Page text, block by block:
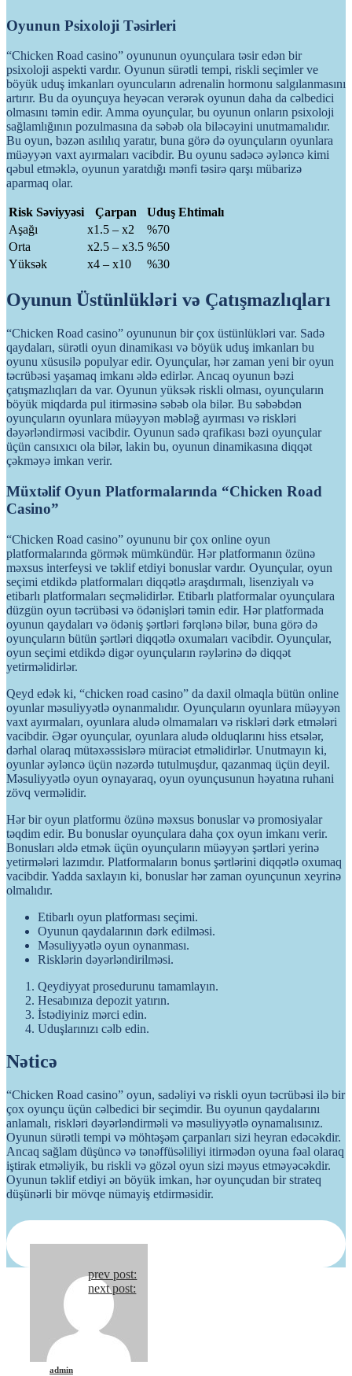
Oyunun Psixoloji Təsirleri
“Chicken Road casino” oyununun oyunçulara təsir edən bir
psixoloji aspekti vardır. Oyunun sürətli tempi, riskli seçimler ve
böyük uduş imkanları oyuncuların adrenalin hormonu salgılanmasını
artırır. Bu da oyunçuya heyəcan verərək oyunun daha da cəlbedici
olmasını təmin edir. Amma oyunçular, bu oyunun onların psixoloji
sağlamlığının pozulmasına da səbəb ola biləcəyini unutmamalıdır.
Bu oyun, bəzən asılılıq yaratır, buna görə də oyunçuların oyunlara
müəyyən vaxt ayırmaları vacibdir. Bu oyunu sadəcə əyləncə kimi
qəbul etməklə, oyunun yaratdığı mənfi təsirə qarşı mübarizə
aparmaq olar.
Risk Səviyyəsi Çarpan
Uduş Ehtimalı
Aşağı
x1.5 – x2
%70
Orta
x2.5 – x3.5 %50
Yüksək
x4 – x10 %30
Oyunun Üstünlükləri və Çatışmazlıqları
“Chicken Road casino” oyununun bir çox üstünlükləri var. Sadə
qaydaları, sürətli oyun dinamikası və böyük uduş imkanları bu
oyunu xüsusilə populyar edir. Oyunçular, hər zaman yeni bir oyun
təcrübəsi yaşamaq imkanı əldə edirlər. Ancaq oyunun bəzi
çatışmazlıqları da var. Oyunun yüksək riskli olması, oyunçuların
böyük miqdarda pul itirməsinə səbəb ola bilər. Bu səbəbdən
oyunçuların oyunlara müəyyən məbləğ ayırması və riskləri
dəyərləndirməsi vacibdir. Oyunun sadə qrafikası bəzi oyunçular
üçün cansıxıcı ola bilər, lakin bu, oyunun dinamikasına diqqət
çəkməyə imkan verir.
Müxtəlif Oyun Platformalarında “Chicken Road
Casino”
“Chicken Road casino” oyununu bir çox online oyun
platformalarında görmək mümkündür. Hər platformanın özünə
məxsus interfeysi ve təklif etdiyi bonuslar vardır. Oyunçular, oyun
seçimi etdikdə platformaları diqqətlə araşdırmalı, lisenziyalı və
etibarlı platformaları seçməlidirlər. Etibarlı platformalar oyunçulara
düzgün oyun təcrübəsi və ödənişləri təmin edir. Hər platformada
oyunun qaydaları və ödəniş şərtləri fərqlənə bilər, buna görə də
oyunçuların bütün şərtləri diqqətlə oxumaları vacibdir. Oyunçular,
oyun seçimi etdikdə digər oyunçuların rəylərinə də diqqət
yetirməlidirlər.
Qeyd edək ki, “chicken road casino” da daxil olmaqla bütün online
oyunlar məsuliyyətlə oynanmalıdır. Oyunçuların oyunlara müəyyən
vaxt ayırmaları, oyunlara aludə olmamaları və riskləri dərk etmələri
vacibdir. Əgər oyunçular, oyunlara aludə olduqlarını hiss etsələr,
dərhal olaraq mütəxəssislərə müraciət etməlidirlər. Unutmayın ki,
oyunlar əyləncə üçün nəzərdə tutulmuşdur, qazanmaq üçün deyil.
Məsuliyyətlə oyun oynayaraq, oyun oyunçusunun həyatına ruhani
zövq verməlidir.
Hər bir oyun platformu özünə məxsus bonuslar və promosiyalar
təqdim edir. Bu bonuslar oyunçulara daha çox oyun imkanı verir.
Bonusları əldə etmək üçün oyunçuların müəyyən şərtləri yerinə
yetirmələri lazımdır. Platformaların bonus şərtlərini diqqətlə oxumaq
vacibdir. Yadda saxlayın ki, bonuslar hər zaman oyunçunun xeyrinə
olmalıdır.
Etibarlı oyun platforması seçimi.
Oyunun qaydalarının dərk edilməsi.
Məsuliyyətlə oyun oynanması.
Risklərin dəyərləndirilməsi.
Qeydiyyat prosedurunu tamamlayın.
Hesabınıza depozit yatırın.
İstədiyiniz mərci edin.
Uduşlarınızı cəlb edin.
Nəticə
“Chicken Road casino” oyun, sadəliyi və riskli oyun təcrübəsi ilə bir
çox oyunçu üçün cəlbedici bir seçimdir. Bu oyunun qaydalarını
anlamalı, riskləri dəyərləndirməli və məsuliyyətlə oynamalısınız.
Oyunun sürətli tempi və möhtəşəm çarpanları sizi heyran edəcəkdir.
Ancaq sağlam düşüncə və tənəffüsəliliyi itirmədən oyuna fəal olaraq
iştirak etməliyik, bu riskli və gözəl oyun sizi məyus etməyəcəkdir.
Oyunun təklif etdiyi ən böyük imkan, hər oyunçudan bir strateq
düşünərli bir mövqe nümayiş etdirməsidir.
admin
Continue
Reading
prev post:
next post: